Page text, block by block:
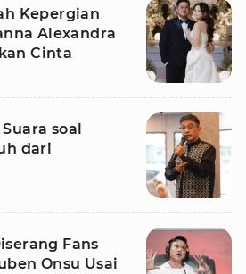
Kepergian
Alexandra
Cinta
soal
dari
Fans
Onsu Usai